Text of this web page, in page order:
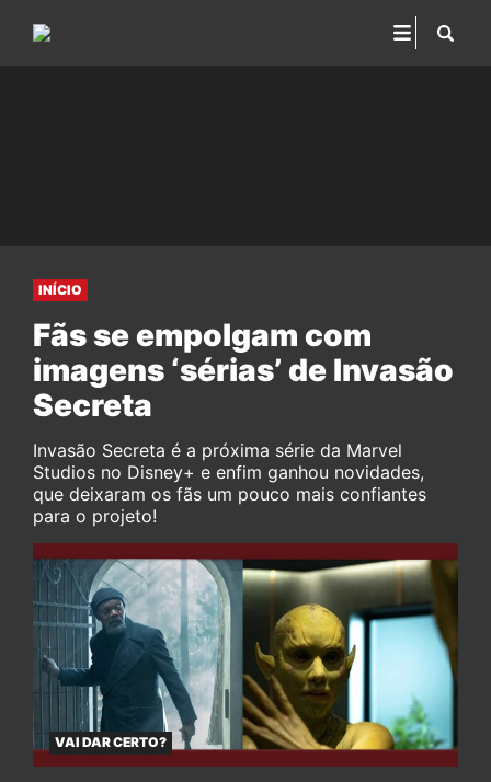
INÍCIO
Fãs se empolgam com
imagens ‘sérias’ de Invasão
Secreta
Invasão Secreta é a próxima série da Marvel
Studios no Disney+ e enfim ganhou novidades,
que deixaram os fãs um pouco mais confiantes
para o projeto!
VAI DAR CERTO?